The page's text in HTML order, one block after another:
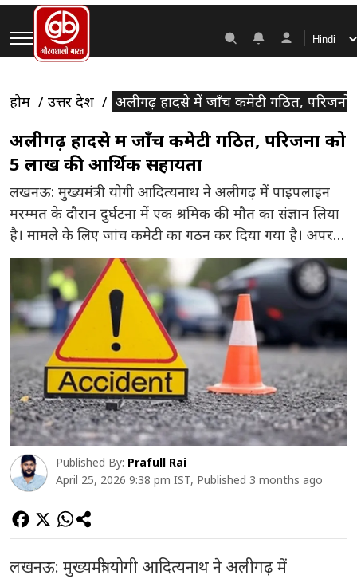
होम उत्तर प्रदेश अलीगढ़ हादसे में जाँच कमेटी गठित,
अलीगढ़ हादसे में जाँच कमेटी गठित, परिजनों को
5 लाख की आर्थिक सहायता
लखनऊ: मुख्यमंत्री योगी आदित्यनाथ ने अलीगढ़ में पाइपलाइन
मरम्मत के दौरान दुर्घटना में एक श्रमिक की मौत का संज्ञान लिया
है। मामले के लिए जांच कमेटी का गठन कर दिया गया है। अपर
नगर आयुक्त की अध्यक्षता में तीन सदस्यीय समिति घटना की
सम्पूर्ण जांच कर 3 दिन में अपनी रिपोर्ट सौंपेगी। इसके साथ ही
[…]
Published By: Prafull Rai
April 25, 2026 9:38 pm IST, Published 3 months ago
लखनऊ: मुख्यमंत्री योगी आदित्यनाथ ने अलीगढ़ में